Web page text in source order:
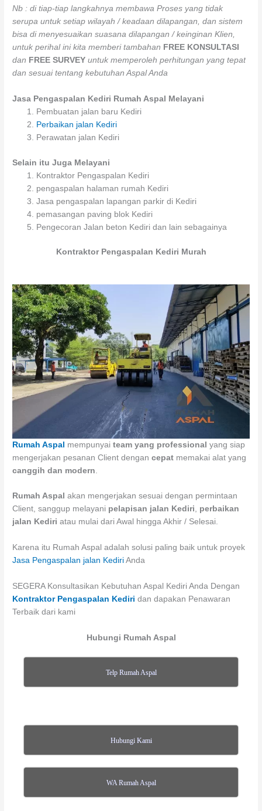
Nb : di tiap-tiap langkahnya membawa Proses yang tidak
serupa untuk setiap wilayah / keadaan dilapangan, dan sistem
bisa di menyesuaikan suasana dilapangan / keinginan Klien,
untuk perihal ini kita memberi tambahan FREE KONSULTASI
dan FREE SURVEY untuk memperoleh perhitungan yang tepat
dan sesuai tentang kebutuhan Aspal Anda
Jasa Pengaspalan Kediri Rumah Aspal Melayani
Pembuatan jalan baru Kediri
Perbaikan jalan Kediri
Perawatan jalan Kediri
Selain itu Juga Melayani
Kontraktor Pengaspalan Kediri
pengaspalan halaman rumah Kediri
Jasa pengaspalan lapangan parkir di Kediri
pemasangan paving blok Kediri
Pengecoran Jalan beton Kediri dan lain sebagainya
Kontraktor Pengaspalan Kediri Murah
Rumah Aspal mempunyaiteam yang professional yang siap
mengerjakan pesanan Client dengancepat memakai alat yang
canggih dan modern
Rumah Aspal akan mengerjakan sesuai dengan permintaan
Client, sanggup melayani pelapisan jalan Kediri, perbaikan
jalan Kediriatau mulai dari Awal hingga Akhir / Selesai.
Karena itu Rumah Aspal adalah solusi paling baik untuk proyek
Jasa Pengaspalan jalan Kediri Anda
SEGERA Konsultasikan Kebutuhan Aspal Kediri Anda Dengan
Kontraktor Pengaspalan Kediridan dapakan Penawaran
Terbaik dari kami
Hubungi Rumah Aspal
Telp Rumah Aspal
Hubungi Kami
WA Rumah Aspal